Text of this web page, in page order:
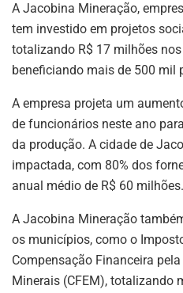
at
s
A
p
p
k
e
dI
n
c
e
b
o
o
k
e
a
A Jacobina Mineração,
tem investido em projetos
totalizando R$ 17 milhões
beneficiando mais de 500 mil
A empresa projeta um
de funcionários neste ano
da produção. A cidade de
impactada, com 80% dos
anual médio de R$ 60 milhões.
A Jacobina Mineração
os municípios, como o
Compensação Financeira
Minerais (CFEM), totalizando